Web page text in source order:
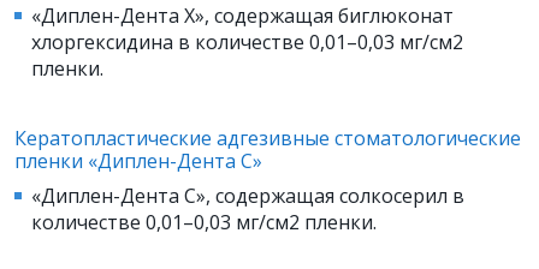
«Диплен-Дента X», содержащая биглюконат
хлоргексидина в количестве 0,01–0,03 мг/см2
пленки.
Кератопластические адгезивные стоматологические
пленки «Диплен-Дента С»
«Диплен-Дента С», содержащая солкосерил в
количестве 0,01–0,03 мг/см2 пленки.